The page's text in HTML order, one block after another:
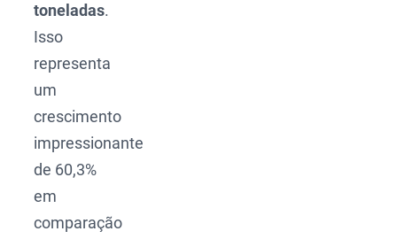
toneladas.
Isso
representa
um
crescimento
impressionante
de 60,3%
em
comparação